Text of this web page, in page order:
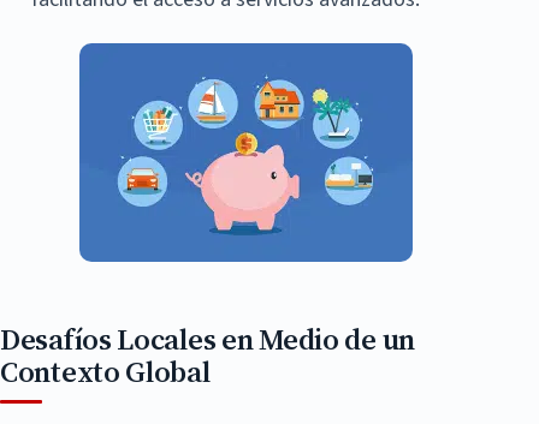
Desafíos Locales en Medio de un
Contexto Global